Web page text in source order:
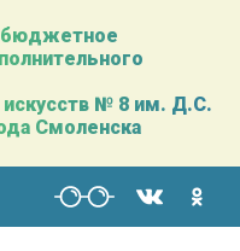
бюджетное
№ 8 им. Д.С.
Смоленска